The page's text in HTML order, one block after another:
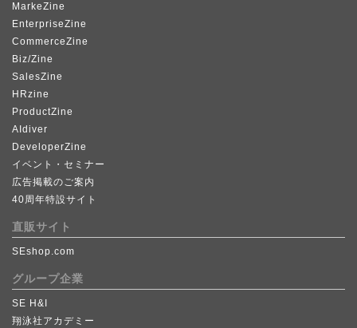
MarkeZine
EnterpriseZine
CommerceZine
Biz/Zine
SalesZine
HRzine
ProductZine
AIdiver
DeveloperZine
イベント・セミナー
広告掲載のご案内
40周年特設サイト
直販サイト
SEshop.com
グループ企業
SE H&I
翔泳社アカデミー